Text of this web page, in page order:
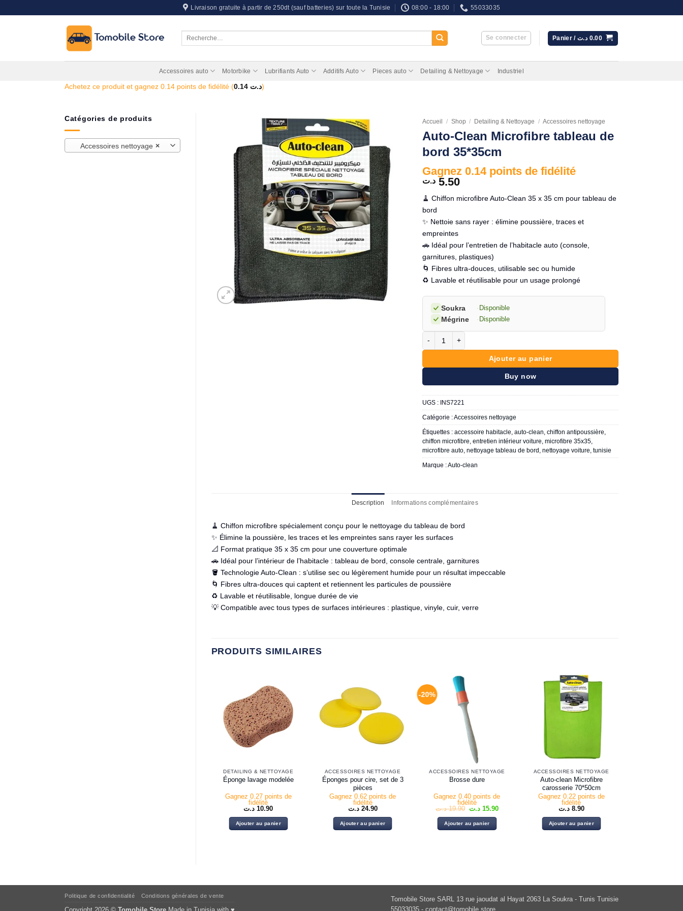
au
Livraison gratuite à partir de 250dt (sauf batteries) sur toute la Tunisie 08:00 - 18:00 55033035
Se connecter Panier / 0.00 د.ت
Accessoires auto Motorbike Lubrifiants Auto Additifs Auto Pieces auto Detailing & Nettoyage Industriel
Achetez ce produit et gagnez 0.14 points de fidélité (0.14 د.ت)
Catégories de produits
×
Accessoires nettoyage
Accueil / Shop / Detailing & Nettoyage / Accessoires nettoyage
Auto-Clean Microfibre tableau de
bord 35*35cm
Gagnez 0.14 points de fidélité
5.50 د.ت
🧹 Chiffon microfibre Auto-Clean 35 x 35 cm pour tableau de
bord
✨ Nettoie sans rayer : élimine poussière, traces et
empreintes
🚗 Idéal pour l’entretien de l’habitacle auto (console,
garnitures, plastiques)
🌀 Fibres ultra-douces, utilisable sec ou humide
♻️ Lavable et réutilisable pour un usage prolongé
Soukra · Disponible
Mégrine · Disponible
Ajouter au panier
Buy now
UGS : INS7221
Catégorie :Accessoires nettoyage
Étiquettes :accessoire habitacle ,auto-clean ,chiffon antipoussière
chiffon microfibre ,entretien intérieur voiture ,microfibre 35x35
microfibre auto ,nettoyage tableau de bord ,nettoyage voiture ,tunisie
Marque :Auto-clean
Description Informations complémentaires
🧹 Chiffon microfibre spécialement conçu pour le nettoyage du tableau de bord
✨ Élimine la poussière, les traces et les empreintes sans rayer les surfaces
📐 Format pratique 35 x 35 cm pour une couverture optimale
🚗 Idéal pour l’intérieur de l’habitacle : tableau de bord, console centrale, garnitures
🪣 Technologie Auto-Clean : s’utilise sec ou légèrement humide pour un résultat impeccable
🌀 Fibres ultra-douces qui captent et retiennent les particules de poussière
♻️ Lavable et réutilisable, longue durée de vie
💡 Compatible avec tous types de surfaces intérieures : plastique, vinyle, cuir, verre
PRODUITS SIMILAIRES
DETAILING & NETTOYAGE
Éponge lavage modelée
Gagnez 0.27 points de
fidélité
10.90 د.ت
Ajouter au panier
ACCESSOIRES NETTOYAGE
Éponges pour cire, set de 3
pièces
Gagnez 0.62 points de
fidélité
24.90 د.ت
Ajouter au panier
-20%
ACCESSOIRES NETTOYAGE
Brosse dure
Gagnez 0.40 points de
fidélité
19.90 د.ت
Le
initial
était :
15.90 د.ت
Le
Ajouter au panier
ACCESSOIRES NETTOYAGE
Auto-clean Microfibre
carosserie 70*50cm
Gagnez 0.22 points de
fidélité
8.90 د.ت
Ajouter au panier
Tomobile Store SARL 13 rue jaoudat al Hayat 2063 La Soukra - Tunis Tunisie
55033035 - contact@tomobile.store
Politique de confidentialité Conditions générales de vente